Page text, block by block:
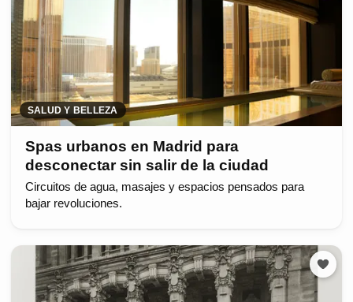
SALUD Y BELLEZA
Spas urbanos en Madrid para
desconectar sin salir de la ciudad
Circuitos de agua, masajes y espacios pensados para
bajar revoluciones.